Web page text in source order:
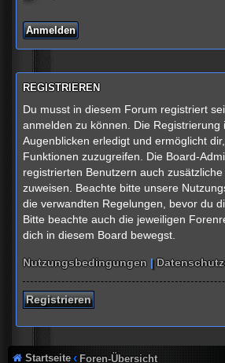
REGISTRIEREN
Du musst in diesem Forum registriert
anmelden zu können. Die Registrierung
Augenblicken erledigt und ermöglicht
Funktionen zuzugreifen. Die Board-
registrierten Benutzern auch
zuweisen. Beachte bitte unsere
die verwandten Regelungen, bevor du
Bitte beachte auch die jeweiligen
dich in diesem Board bewegst.
Nutzungsbedingungen |
Registrieren
Startseite Foren-Übersicht